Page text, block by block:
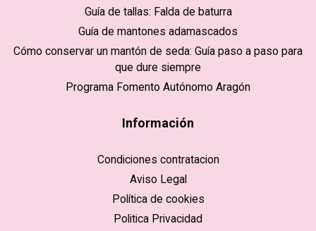
Guía de tallas: Falda de baturra
Guía de mantones adamascados
Cómo conservar un mantón de seda: Guía paso a paso para
que dure siempre
Programa Fomento Autónomo Aragón
Información
Condiciones contratacion
Aviso Legal
Política de cookies
Politica Privacidad